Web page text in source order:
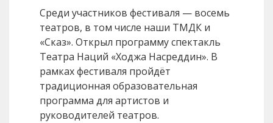
Среди участников фестиваля — восемь
театров, в том числе наши ТМДК и
«Сказ». Открыл программу спектакль
Театра Наций «Ходжа Насреддин». В
рамках фестиваля пройдёт
традиционная образовательная
программа для артистов и
руководителей театров.